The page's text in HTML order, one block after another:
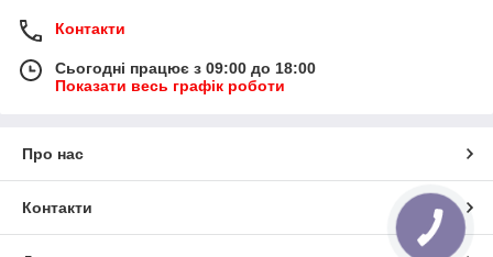
Контакти
Сьогодні працює з 09:00 до 18:00
Показати весь графік роботи
Про нас
Контакти
КНОПКА
ЗВ'ЯЗКУ